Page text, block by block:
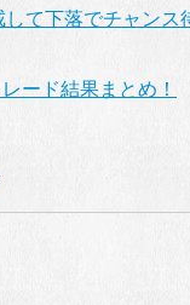
て下落でチャンス
ード結果まとめ！